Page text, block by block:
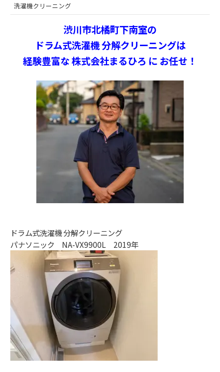
洗濯機クリーニング
渋川市北橘町下南室の
ドラム式洗濯機 分解クリーニングは
経験豊富な 株式会社まるひろ に お任せ！
ドラム式洗濯機 分解クリーニング
パナソニック NA-VX9900L 2019年